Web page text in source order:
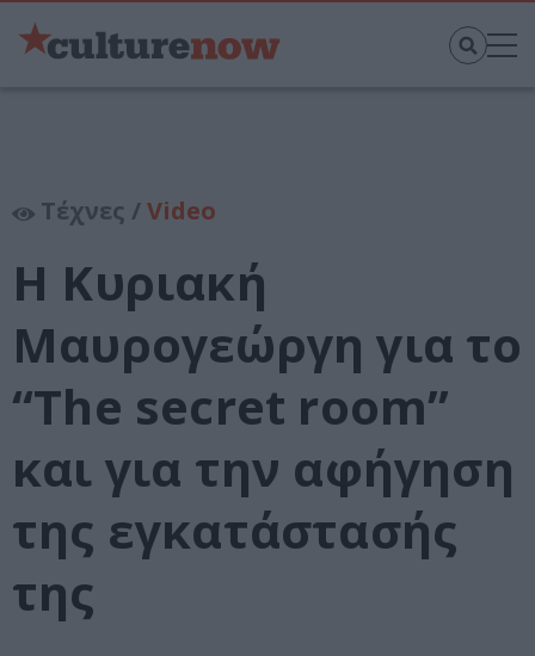
Τέχνες /Video
Η Κυριακή
Μαυρογεώργη για το
“The secret room”
και για την αφήγηση
της εγκατάστασής
της